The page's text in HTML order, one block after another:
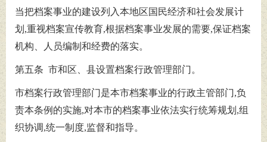
当把档案事业的建设列入本地区国民经济和社会发展计
划,重视档案宣传教育,根据档案事业发展的需要,保证档案
机构、人员编制和经费的落实。
第五条 市和区、县设置档案行政管理部门。
市档案行政管理部门是本市档案事业的行政主管部门,负
责本条例的实施,对本市的档案事业依法实行统筹规划,组
织协调,统一制度,监督和指导。